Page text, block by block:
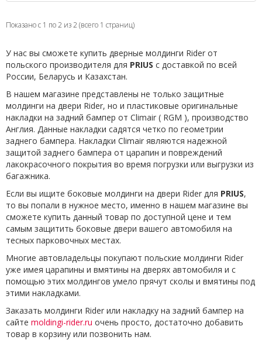
Показано с 1 по 2 из 2 (всего 1 страниц)
У нас вы сможете купить дверные молдинги Rider от
польского производителя для PRIUS с доставкой по всей
России, Беларусь и Казахстан.
В нашем магазине представлены не только защитные
молдинги на двери Rider, но и пластиковые оригинальные
накладки на задний бампер от Climair ( RGM ), производство
Англия. Данные накладки садятся четко по геометрии
заднего бампера. Накладки Climair являются надежной
защитой заднего бампера от царапин и повреждений
лакокрасочного покрытия во время погрузки или выгрузки из
багажника.
Если вы ищите боковые молдинги на двери Rider для PRIUS,
то вы попали в нужное место, именно в нашем магазине вы
сможете купить данный товар по доступной цене и тем
самым защитить боковые двери вашего автомобиля на
тесных парковочных местах.
Многие автовладельцы покупают польские молдинги Rider
уже имея царапины и вмятины на дверях автомобиля и с
помощью этих молдингов умело прячут сколы и вмятины под
этими накладками.
Заказать молдинги Rider или накладку на задний бампер на
сайте moldingi-rider.ru очень просто, достаточно добавить
товар в корзину или позвонить нам.